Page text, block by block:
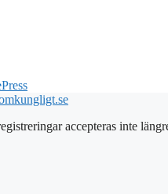
accepteras inte